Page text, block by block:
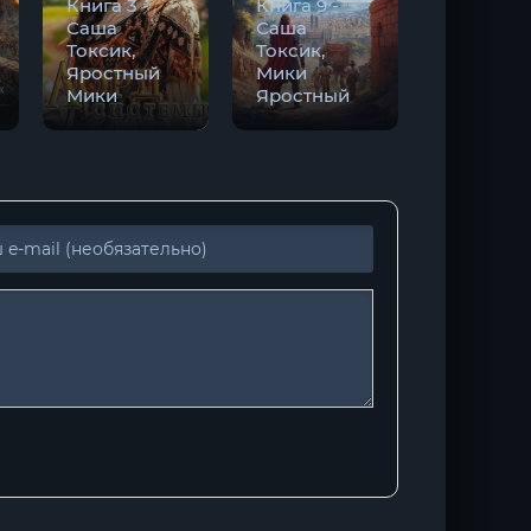
Книга 3 -
Саша
Токсик,
Яростный
Мики
Книга 9 -
Саша
Токсик,
Мики
Яростный